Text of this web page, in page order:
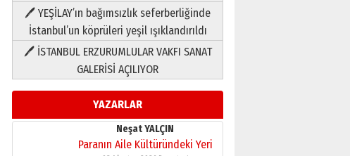
🖊 YEŞİLAY’ın bağımsızlık seferberliğinde
İstanbul’un köprüleri yeşil ışıklandırıldı
🖊 İSTANBUL ERZURUMLULAR VAKFI SANAT
GALERİSİ AÇILIYOR
YAZARLAR
HAVVA’NIN ÜÇ KIZI
09 Temmuz 2026 Perşembe
Yusuf POLAT
Şampiyonluk Sebahattin
Şirin’e yazar
11 Mayıs 2026 Pazartesi
Neşat YALÇIN
Paranın Aile Kültüründeki Yeri